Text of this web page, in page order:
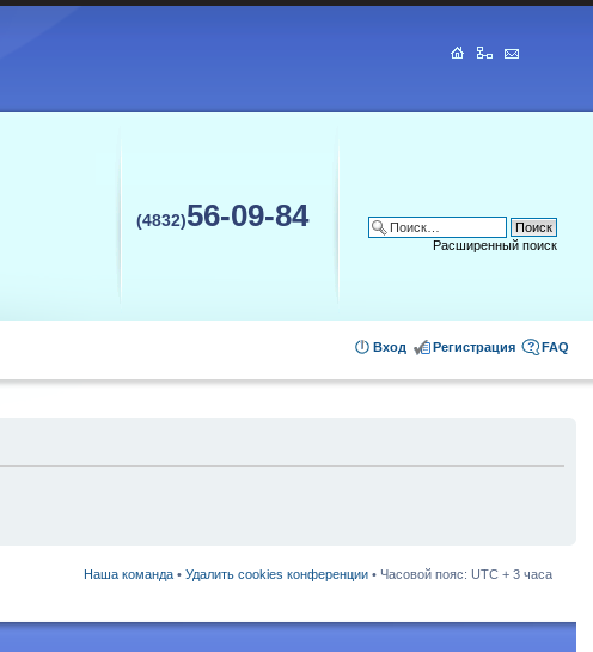
(4832)56-09-84
Расширенный поиск
FAQ
Регистрация
Вход
Наша команда • Удалить cookies конференции • Часовой пояс: UTC + 3 часа